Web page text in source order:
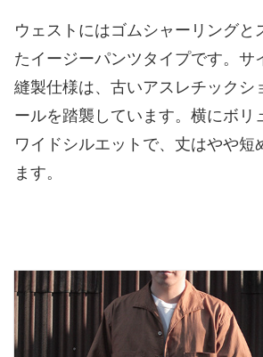
ウェストにはゴムシャーリングと
たイージーパンツタイプです。サ
縫製仕様は、古いアスレチックシ
ールを踏襲しています。横にボリ
ワイドシルエットで、丈はやや短
ます。